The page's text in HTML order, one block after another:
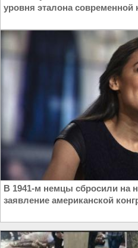
уровня эталона современной
В 1941-м немцы сбросили на
заявление американской